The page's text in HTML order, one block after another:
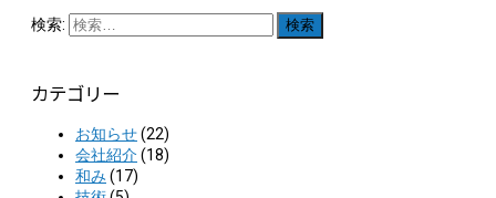
検索:
カテゴリー
お知らせ(22)
会社紹介(18)
和み (17)